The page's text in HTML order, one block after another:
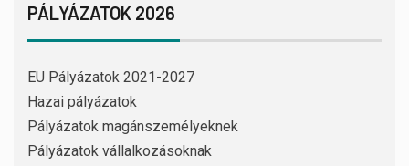
PÁLYÁZATOK 2026
EU Pályázatok 2021-2027
Hazai pályázatok
Pályázatok magánszemélyeknek
Pályázatok vállalkozásoknak